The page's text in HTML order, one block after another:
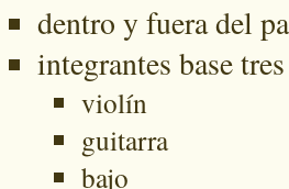
dentro y fuera del
integrantes base
violín
guitarra
bajo